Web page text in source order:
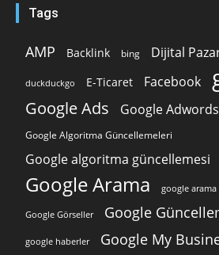
Tags
AMP Backlink bing Dijital
duckduckgo E-Ticaret Facebook
Google Ads Google Adwords
Google Algoritma Güncellemeleri
Google algoritma güncellemesi
Google Arama google arama
Google Görseller Google
google haberler Google My